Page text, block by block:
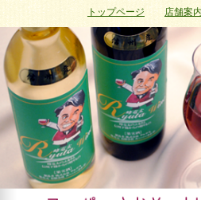
トップページ 店舗案内